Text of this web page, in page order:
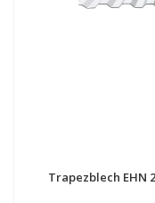
Trapezblech EHN